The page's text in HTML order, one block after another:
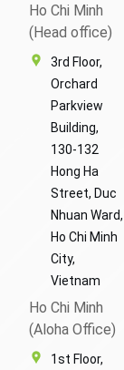
Ho Chi Minh
(Head office)
3rd Floor,
Orchard
Parkview
Building,
130-132
Hong Ha
Street, Duc
Nhuan Ward,
Ho Chi Minh
City,
Vietnam
Ho Chi Minh
(Aloha Office)
1st Floor,